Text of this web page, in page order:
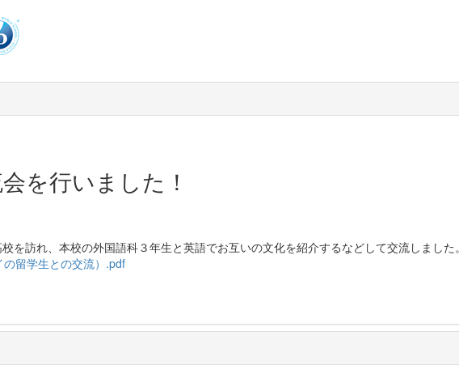
を行いました！
訪れ、本校の外国語科３年生と英語でお互いの文化を紹介するなどして交流しました。
留学生との交流）.pdf